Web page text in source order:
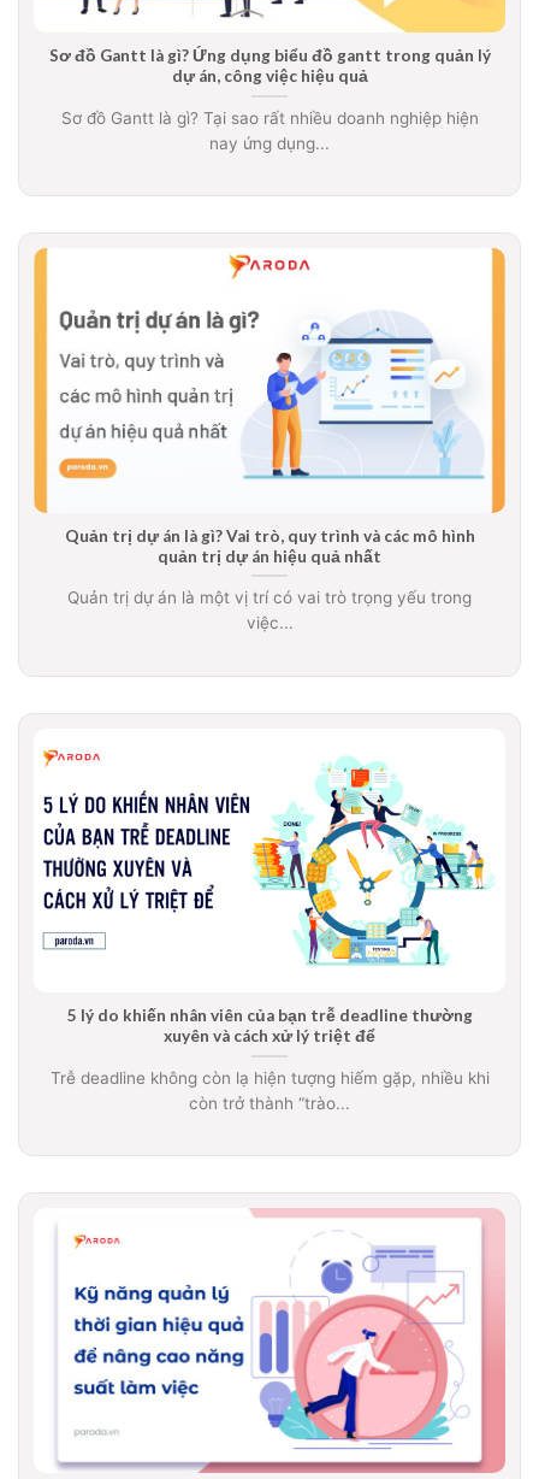
Sơ đồ Gantt là gì? Ứng dụng biểu đồ gantt trong quản lý
dự án, công việc hiệu quả
Sơ đồ Gantt là gì? Tại sao rất nhiều doanh nghiệp hiện
nay ứng dụng...
Quản trị dự án là gì? Vai trò, quy trình và các mô hình
quản trị dự án hiệu quả nhất
Quản trị dự án là một vị trí có vai trò trọng yếu trong
việc...
5 lý do khiến nhân viên của bạn trễ deadline thường
xuyên và cách xử lý triệt để
Trễ deadline không còn lạ hiện tượng hiếm gặp, nhiều khi
còn trở thành “trào...